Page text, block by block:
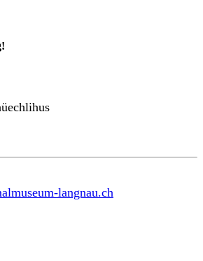
langnau.ch